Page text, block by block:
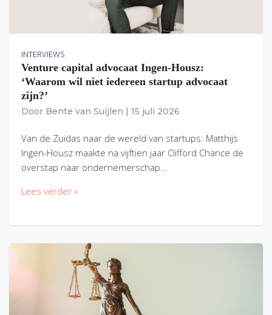
INTERVIEWS
Venture capital advocaat Ingen-Housz:
‘Waarom wil niet iedereen startup advocaat
zijn?’
Door Bente van Suijlen 15 juli 2026
Van de Zuidas naar de wereld van startups: Matthijs
Ingen-Housz maakte na vijftien jaar Clifford Chance de
overstap naar ondernemerschap…
Lees verder »